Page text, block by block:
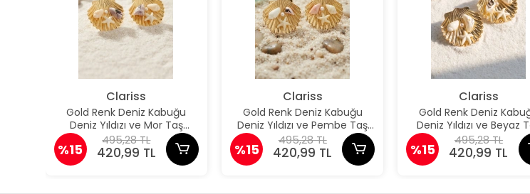
Clariss
Gold Renk Deniz Kabuğu
Deniz Yıldızı ve Mor Taş
Detaylı Küpe
%15
495,28 TL
420,99 TL
Clariss
Gold Renk Deniz Kabuğu
Deniz Yıldızı ve Pembe Taş
Detaylı Küpe
%15
495,28 TL
420,99 TL
Clariss
Gold Renk Deniz
Deniz Yıldızı ve Beyaz
Detaylı Küpe
%15
495,28 TL
420,99 TL